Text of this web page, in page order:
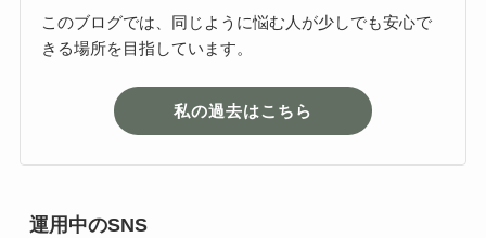
このブログでは、同じように悩む人が少しでも安心で
きる場所を目指しています。
私の過去はこちら
運用中のSNS